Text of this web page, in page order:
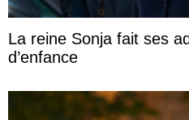
La reine Sonja fait ses
d’enfance